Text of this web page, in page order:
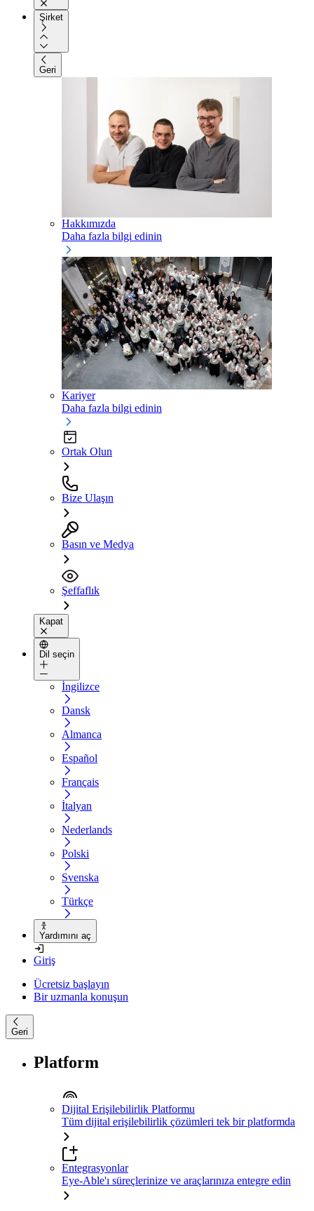
Şirket
Geri
Hakkımızda
Daha fazla bilgi edinin
Kariyer
Daha fazla bilgi edinin
Ortak Olun
Bize Ulaşın
Basın ve Medya
Şeffaflık
Kapat
Dil seçin
İngilizce
Dansk
Almanca
Español
Français
İtalyan
Nederlands
Polski
Svenska
Türkçe
Yardımını aç
Giriş
Ücretsiz başlayın
Bir uzmanla konuşun
Geri
Platform
Dijital Erişilebilirlik Platformu
Tüm dijital erişilebilirlik çözümleri tek bir platformda
Entegrasyonlar
Eye-Able'ı süreçlerinize ve araçlarınıza entegre edin